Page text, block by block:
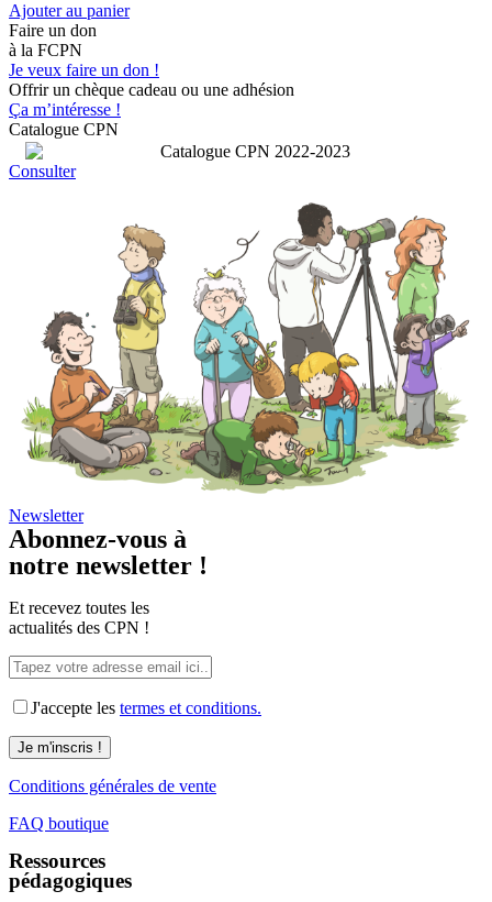
Ajouter au panier
Faire un don
à la FCPN
Je veux faire un don !
Offrir un chèque cadeau ou une adhésion
Ça m’intéresse !
Catalogue CPN
Consulter
Newsletter
Abonnez-vous à
notre newsletter !
Et recevez toutes les
actualités des CPN !
J'accepte les termes et conditions.
Conditions générales de vente
FAQ boutique
Ressources
pédagogiques